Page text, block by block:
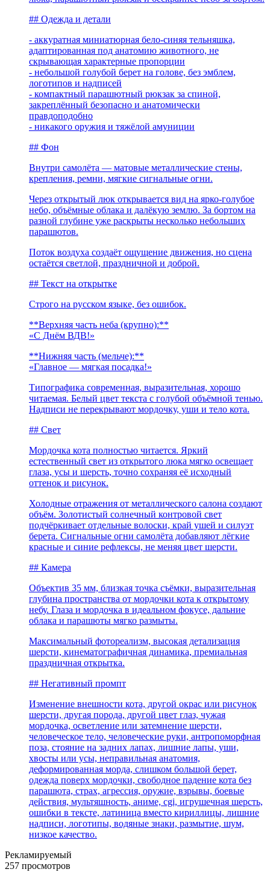
## Одежда и детали
- аккуратная миниатюрная бело-синяя тельняшка,
адаптированная под анатомию животного, не
скрывающая характерные пропорции
- небольшой голубой берет на голове, без эмблем,
логотипов и надписей
- компактный парашютный рюкзак за спиной,
закреплённый безопасно и анатомически
правдоподобно
- никакого оружия и тяжёлой амуниции
## Фон
Внутри самолёта — матовые металлические стены,
крепления, ремни, мягкие сигнальные огни.
Через открытый люк открывается вид на ярко-голубое
небо, объёмные облака и далёкую землю. За бортом на
разной глубине уже раскрыты несколько небольших
парашютов.
Поток воздуха создаёт ощущение движения, но сцена
остаётся светлой, праздничной и доброй.
## Текст на открытке
Строго на русском языке, без ошибок.
**Верхняя часть неба (крупно):**
«С Днём ВДВ!»
**Нижняя часть (мельче):**
«Главное — мягкая посадка!»
Типографика современная, выразительная, хорошо
читаемая. Белый цвет текста с голубой объёмной тенью.
Надписи не перекрывают мордочку, уши и тело кота.
## Свет
Мордочка кота полностью читается. Яркий
естественный свет из открытого люка мягко освещает
глаза, усы и шерсть, точно сохраняя её исходный
оттенок и рисунок.
Холодные отражения от металлического салона создают
объём. Золотистый солнечный контровой свет
подчёркивает отдельные волоски, край ушей и силуэт
берета. Сигнальные огни самолёта добавляют лёгкие
красные и синие рефлексы, не меняя цвет шерсти.
## Камера
Объектив 35 мм, близкая точка съёмки, выразительная
глубина пространства от мордочки кота к открытому
небу. Глаза и мордочка в идеальном фокусе, дальние
облака и парашюты мягко размыты.
Максимальный фотореализм, высокая детализация
шерсти, кинематографичная динамика, премиальная
праздничная открытка.
## Негативный промпт
Изменение внешности кота, другой окрас или рисунок
шерсти, другая порода, другой цвет глаз, чужая
мордочка, осветление или затемнение шерсти,
человеческое тело, человеческие руки, антропоморфная
поза, стояние на задних лапах, лишние лапы, уши,
хвосты или усы, неправильная анатомия,
деформированная морда, слишком большой берет,
одежда поверх мордочки, свободное падение кота без
парашюта, страх, агрессия, оружие, взрывы, боевые
действия, мультяшность, аниме, cgi, игрушечная шерсть,
ошибки в тексте, латиница вместо кириллицы, лишние
надписи, логотипы, водяные знаки, размытие, шум,
низкое качество.
Рекламируемый
257 просмотров